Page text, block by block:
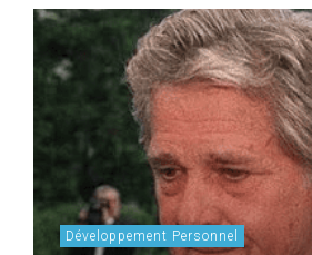
Développement Personnel